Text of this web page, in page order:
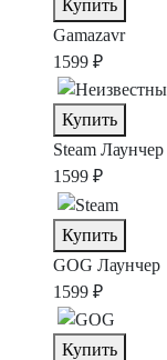
Купить
Gamazavr
1599 ₽
Купить
Steam Лаунчер
1599 ₽
Купить
GOG Лаунчер
1599 ₽
Купить